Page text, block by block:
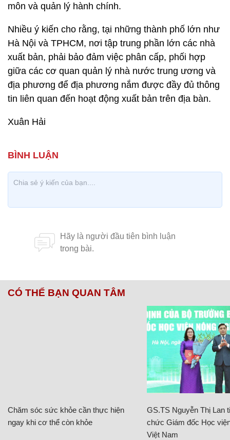
môn và quản lý hành chính.
Nhiều ý kiến cho rằng, tại những thành phố lớn như
Hà Nội và TPHCM, nơi tập trung phần lớn các nhà
xuất bản, phải bảo đảm việc phân cấp, phối hợp
giữa các cơ quan quản lý nhà nước trung ương và
địa phương để địa phương nắm được đầy đủ thông
tin liên quan đến hoạt động xuất bản trên địa bàn.
Xuân Hải
CÓ THỂ BẠN QUAN TÂM
Chăm sóc sức khỏe cần thực hiện
ngay khi cơ thể còn khỏe
GS.TS Nguyễn Thị Lan
chức Giám đốc Học
Việt Nam